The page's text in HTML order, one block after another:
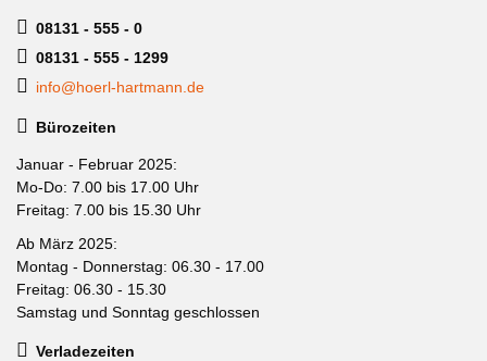
08131 - 555 - 0
08131 - 555 - 1299
info@hoerl-hartmann.de
Bürozeiten
Januar - Februar 2025:
Mo-Do: 7.00 bis 17.00 Uhr
Freitag: 7.00 bis 15.30 Uhr
Ab März 2025:
Montag - Donnerstag: 06.30 - 17.00
Freitag: 06.30 - 15.30
Samstag und Sonntag geschlossen
Verladezeiten